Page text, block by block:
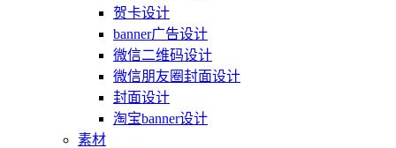
贺卡设计
banner广告设计
微信二维码设计
微信朋友圈封面设计
封面设计
淘宝banner设计
素材